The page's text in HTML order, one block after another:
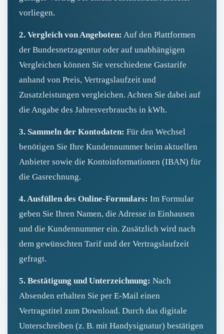
vorliegen.
2. Vergleich von Angeboten: Auf den Plattformen
der Bundesnetzagentur oder auf unabhängigen
Vergleichen können Sie verschiedene Gastarife
anhand von Preis, Vertragslaufzeit und
Zusatzleistungen vergleichen. Achten Sie dabei auf
die Angabe des Jahresverbrauchs in kWh.
3. Sammeln der Kontodaten: Für den Wechsel
benötigen Sie Ihre Kundennummer beim aktuellen
Anbieter sowie die Kontoinformationen (IBAN) für
die Gasrechnung.
4. Ausfüllen des Online-Formulars: Im Formular
geben Sie Ihren Namen, die Adresse in Einhausen
und die Kundennummer ein. Zusätzlich wird nach
dem gewünschten Tarif und der Vertragslaufzeit
gefragt.
5. Bestätigung und Unterzeichnung: Nach
Absenden erhalten Sie per E‑Mail einen
Vertragstitel zum Download. Durch das digitale
Unterschreiben (z. B. mit Handysignatur) bestätigen